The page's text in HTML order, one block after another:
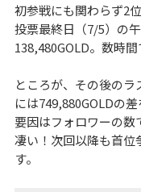
初参戦にも関わらず2
投票最終日（7/5）の
138,480GOLD。数時間
ところが、その後の
には749,880GOLDの
要因はフォロワーの数
凄い！次回以降も首位
す。